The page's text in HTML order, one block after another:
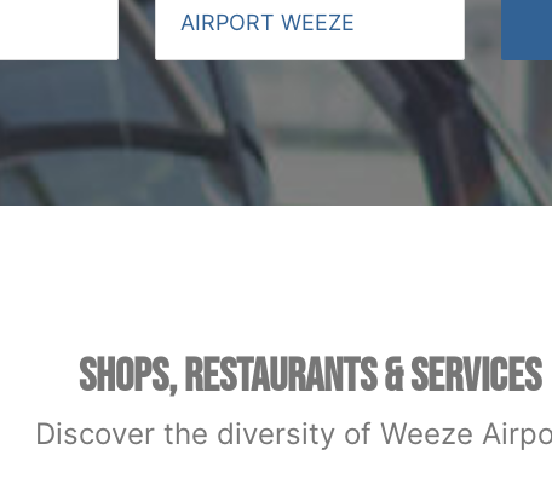
SHOPS, RESTAURANTS & SERVICES
Discover the diversity of Weeze